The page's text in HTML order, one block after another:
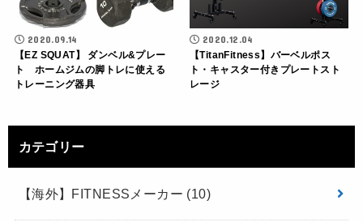
2020.09.14
【EZ SQUAT】 ダンベル&プレー
ト ホームジムの脚トレに使える
トレーニング器具
2020.12.04
【TitanFitness】バーベルポス
ト・キャスター付きプレートスト
レージ
カテゴリー
【海外】FITNESSメーカー (10)